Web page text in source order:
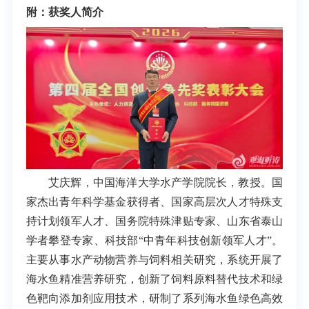
附：获奖人简介
艾庆辉，中国海洋大学水产学院院长，教授。国
家杰出青年科学基金获得者、国家高层次人才特殊支
持计划领军人才、国务院特殊津贴专家、山东省泰山
学者攀登专家、科技部“中青年科技创新领军人才”。
主要从事水产动物营养与饲料相关研究，系统开展了
海水鱼精准营养研究，创新了饲料原料替代技术和绿
色靶向添加剂应用技术，研制了系列海水鱼绿色高效